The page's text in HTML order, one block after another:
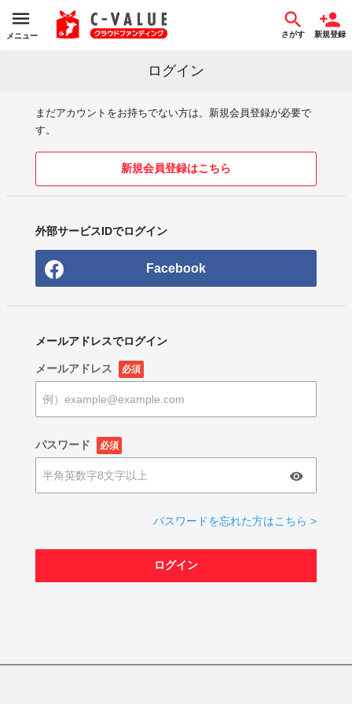
メニュー さがす 新規登録
ログイン
まだアカウントをお持ちでない方は、新規会員登録が必要で
す。
新規会員登録はこちら
外部サービスIDでログイン
Facebook
メールアドレスでログイン
メールアドレス 必須
パスワード 必須
パスワードを忘れた方はこちら >
ログイン